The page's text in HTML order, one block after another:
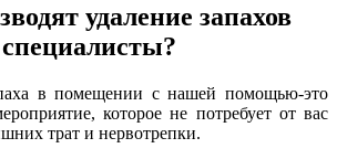
удаление запахов
специалисты?
в помещении с нашей помощью-это
которое не потребует от вас
трат и нервотрепки.